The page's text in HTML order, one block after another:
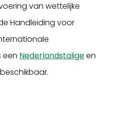
van wettelijke
Handleiding voor
een Nederlandstaligeen